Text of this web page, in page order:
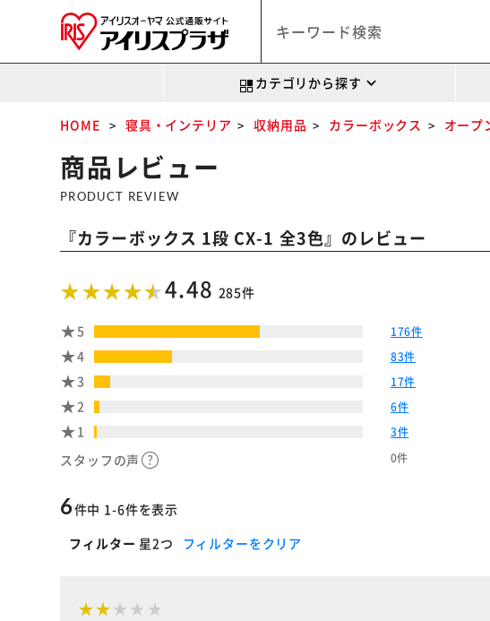
カテゴリから探す
HOME 寝具・インテリア 収納用品 カラーボックス オープ
商品レビュー
PRODUCT REVIEW
『カラーボックス 1段 CX-1 全3色』のレビュー
4.48 285件
5 176件
4 83件
3 17件
2 6件
1 3件
スタッフの声 0件
6件中 1-6件を表示
フィルター 星2つ フィルターをクリア